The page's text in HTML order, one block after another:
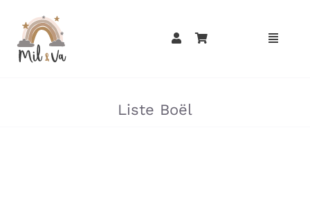
contenu
Liste Boël